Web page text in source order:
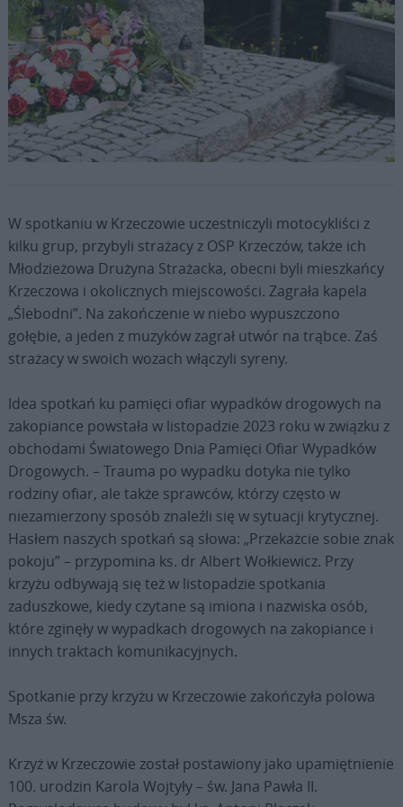
W spotkaniu w Krzeczowie uczestniczyli motocykliści z
kilku grup, przybyli strażacy z OSP Krzeczów, także ich
Młodzieżowa Drużyna Strażacka, obecni byli mieszkańcy
Krzeczowa i okolicznych miejscowości. Zagrała kapela
„Ślebodni”. Na zakończenie w niebo wypuszczono
gołębie, a jeden z muzyków zagrał utwór na trąbce. Zaś
strażacy w swoich wozach włączyli syreny.
Idea spotkań ku pamięci ofiar wypadków drogowych na
zakopiance powstała w listopadzie 2023 roku w związku z
obchodami Światowego Dnia Pamięci Ofiar Wypadków
Drogowych. – Trauma po wypadku dotyka nie tylko
rodziny ofiar, ale także sprawców, którzy często w
niezamierzony sposób znaleźli się w sytuacji krytycznej.
Hasłem naszych spotkań są słowa: „Przekażcie sobie znak
pokoju” – przypomina ks. dr Albert Wołkiewicz. Przy
krzyżu odbywają się też w listopadzie spotkania
zaduszkowe, kiedy czytane są imiona i nazwiska osób,
które zginęły w wypadkach drogowych na zakopiance i
innych traktach komunikacyjnych.
Spotkanie przy krzyżu w Krzeczowie zakończyła polowa
Msza św.
Krzyż w Krzeczowie został postawiony jako upamiętnienie
100. urodzin Karola Wojtyły – św. Jana Pawła II.